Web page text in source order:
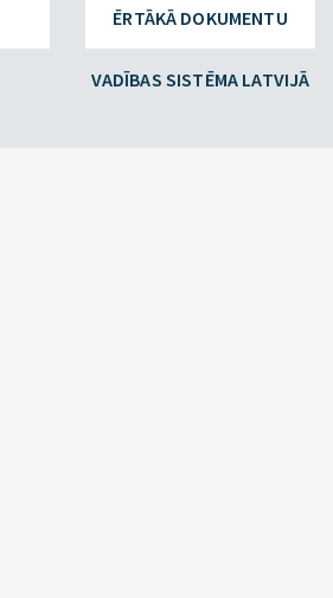
ĒRTĀKĀ DOKUMENTU
VADĪBAS SISTĒMA LATVIJĀ